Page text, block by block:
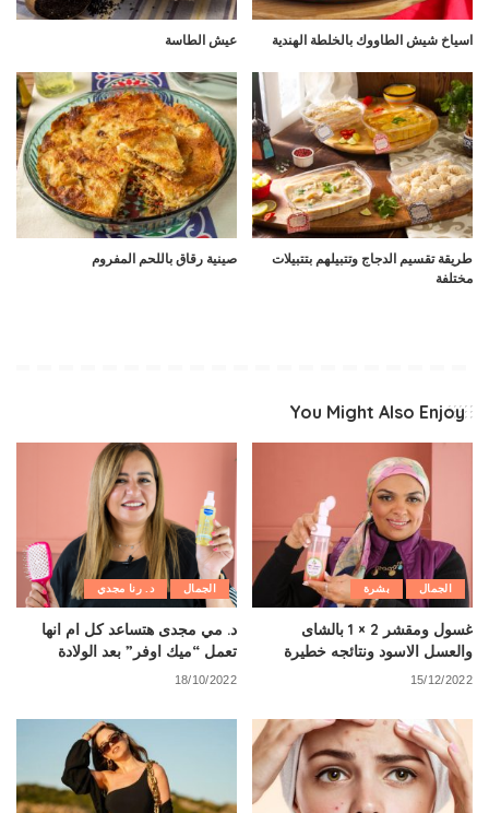
اسياخ شيش الطاووك بالخلطة الهندية عيش الطاسة
طريقة تقسيم الدجاج وتتبيلهم بتتبيلات
مختلفة
صينية رقاق باللحم المفروم
You Might Also Enjoy
الجمال بشرة
غسول ومقشر 2 × 1 بالشاى
والعسل الاسود ونتائجه خطيرة
15/12/2022
الجمال د. رنا مجدي
د. مي مجدى هتساعد كل ام انها
تعمل “ميك اوفر” بعد الولادة
18/10/2022